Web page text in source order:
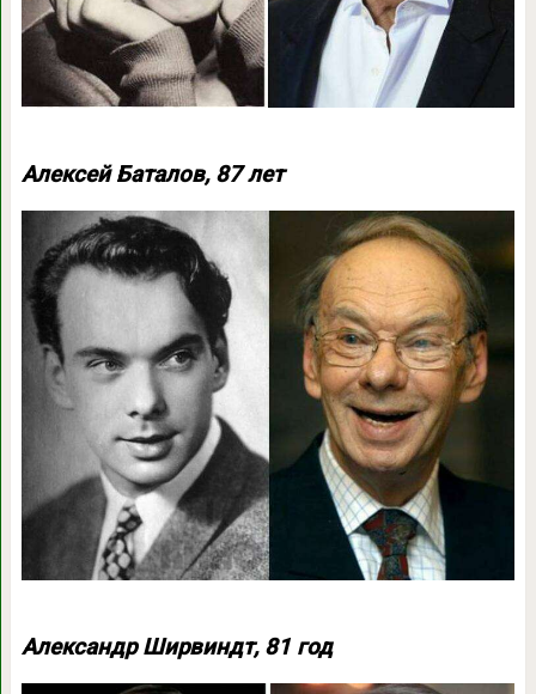
Алексей Баталов, 87 лет
Александр Ширвиндт, 81 год